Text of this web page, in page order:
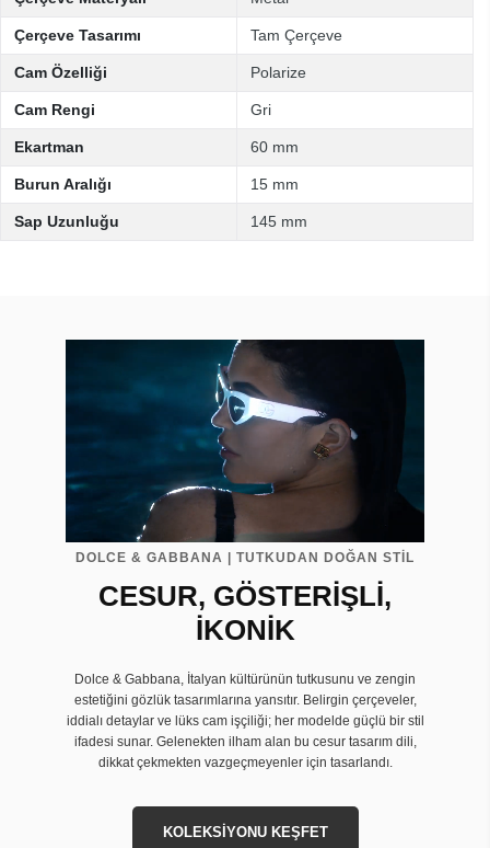
Çerçeve Tasarımı Tam Çerçeve
Cam Özelliği Polarize
Cam Rengi Gri
Ekartman 60 mm
Burun Aralığı 15 mm
Sap Uzunluğu 145 mm
DOLCE & GABBANA | TUTKUDAN DOĞAN STİL
CESUR, GÖSTERİŞLİ,
İKONİK
Dolce & Gabbana, İtalyan kültürünün tutkusunu ve zengin
estetiğini gözlük tasarımlarına yansıtır. Belirgin çerçeveler,
iddialı detaylar ve lüks cam işçiliği; her modelde güçlü bir stil
ifadesi sunar. Gelenekten ilham alan bu cesur tasarım dili,
dikkat çekmekten vazgeçmeyenler için tasarlandı.
KOLEKSİYONU KEŞFET